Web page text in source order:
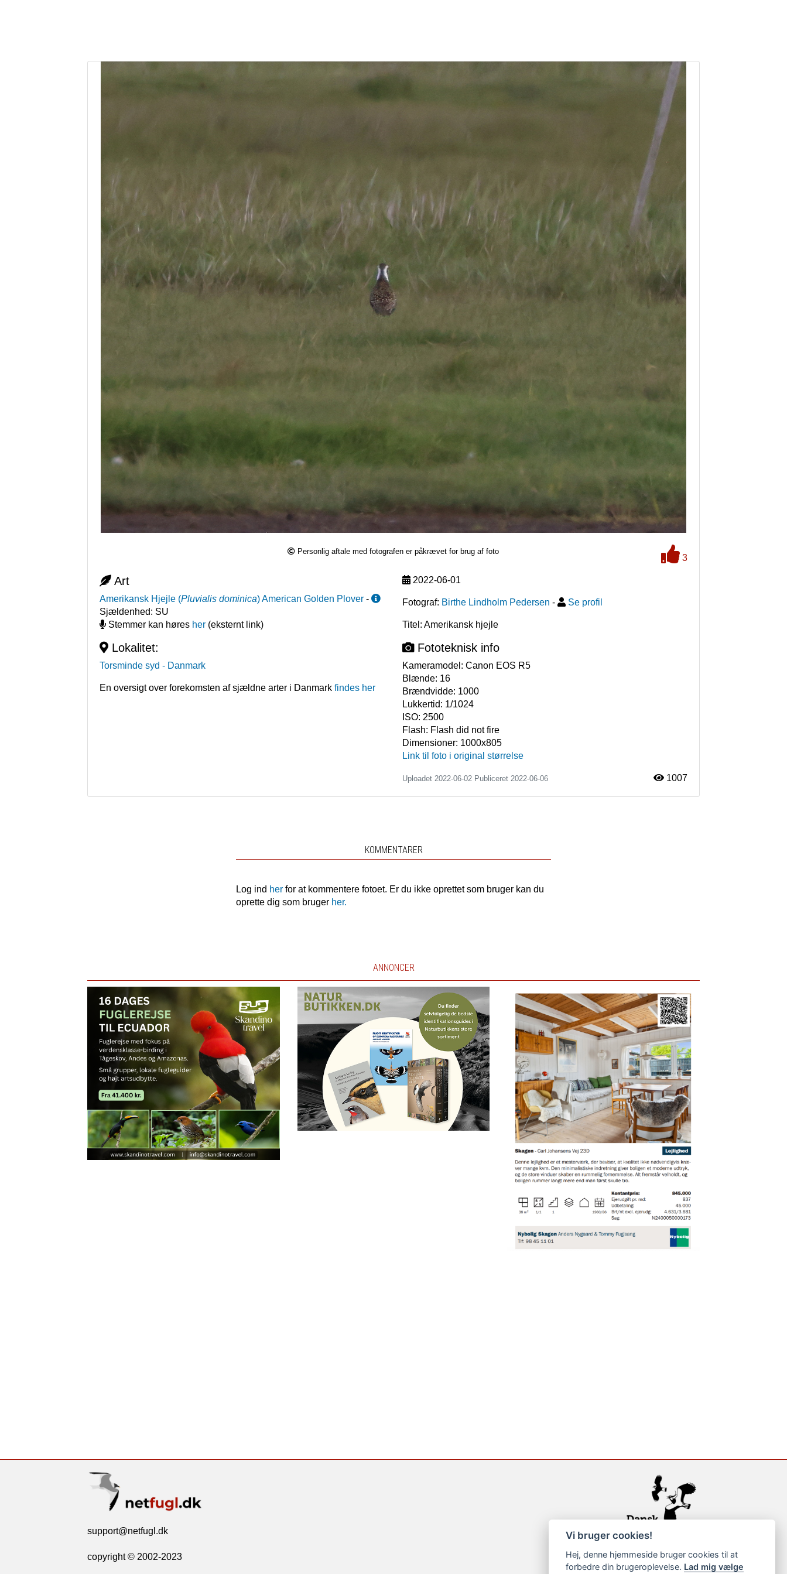
Personlig aftale med fotografen er påkrævet for brug af foto
3
Art
Amerikansk Hjejle (Pluvialis dominica)American Golden Plover -
Sjældenhed: SU
Stemmer kan høres her (eksternt link)
Lokalitet:
Torsminde syd - Danmark
En oversigt over forekomsten af sjældne arter i Danmark findes her
2022-06-01
Fotograf: Birthe Lindholm Pedersen - Se profil
Titel: Amerikansk hjejle
Fototeknisk info
Kameramodel: Canon EOS R5
Blænde: 16
Brændvidde: 1000
Lukkertid: 1/1024
ISO: 2500
Flash: Flash did not fire
Dimensioner: 1000x805
Link til foto i original størrelse
Uploadet 2022-06-02 Publiceret 2022-06-06 1007
KOMMENTARER
Log ind her for at kommentere fotoet. Er du ikke oprettet som bruger kan du
oprette dig som bruger her.
ANNONCER
support@netfugl.dk
copyright © 2002-2023
Vi bruger cookies!
Hej, denne hjemmeside bruger cookies til at
forbedre din brugeroplevelse. Lad mig vælge